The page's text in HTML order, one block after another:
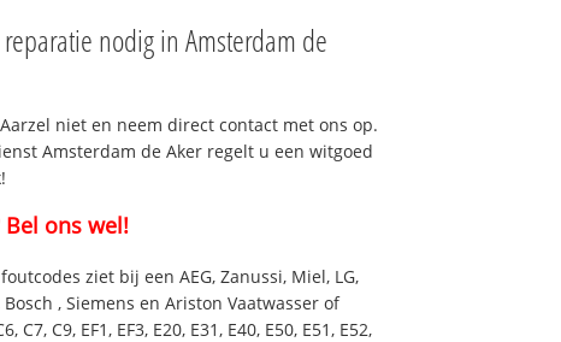
nodig in Amsterdam de
niet en neem direct contact met ons op.
Amsterdam de Aker regelt u een witgoed
ons wel!
ziet bij een AEG, Zanussi, Miel, LG,
, Siemens en Ariston Vaatwasser of
C7, C9, EF1, EF3, E20, E31, E40, E50, E51, E52,